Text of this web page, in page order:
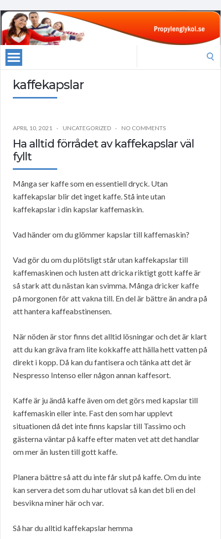
kaffekapslar
APRIL 10, 2021 UNCATEGORIZED NO COMMENTS
Ha alltid förrådet av kaffekapslar väl
fyllt
Många ser kaffe som en essentiell dryck. Utan
kaffekapslar blir det inget kaffe. Stå inte utan
kaffekapslar i din kapslar kaffemaskin.
Vad händer om du glömmer kapslar till kaffemaskin?
Vad gör du om du plötsligt står utan kaffekapslar till
kaffemaskinen och lusten att dricka riktigt gott kaffe är
så stark att du nästan kan svimma. Många dricker kaffe
på morgonen för att vakna till. En del är bättre än andra på
att hantera kaffeabstinensen.
När nöden är stor finns det alltid lösningar och det är klart
att du kan gräva fram lite kokkaffe att hälla hett vatten på
direkt i kopp. Då kan du fantisera och tänka att det är
Nespresso Intenso eller någon annan kaffesort.
Kaffe är ju ändå kaffe även om det görs med kapslar till
kaffemaskin eller inte. Fast den som har upplevt
situationen då det inte finns kapslar till Tassimo och
gästerna väntar på kaffe efter maten vet att det handlar
om mer än lusten till gott kaffe.
Planera bättre så att du inte får slut på kaffe. Om du inte
kan servera det som du har utlovat så kan det bli en del
besvikna miner här och var.
Så har du alltid kaffekapslar hemma